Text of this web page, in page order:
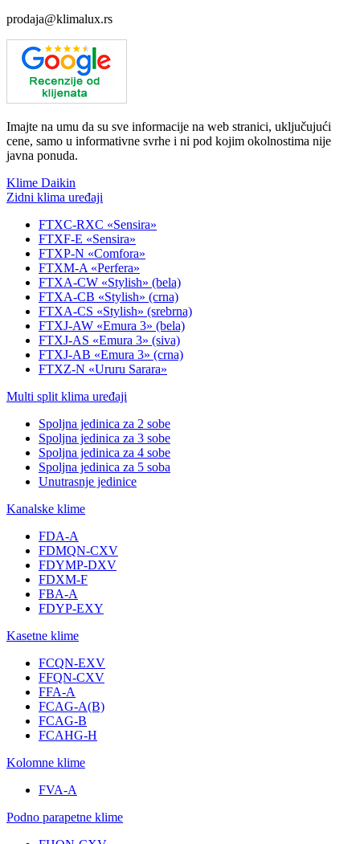
prodaja@klimalux.rs
Imajte na umu da su sve informacije na web stranici, uključujući
cene, samo u informativne svrhe i ni pod kojim okolnostima nije
javna ponuda.
Klime Daikin
Zidni klima uređaji
FTXC-RXC «Sensira»
FTXF-E «Sensira»
FTXP-N «Comfora»
FTXM-A «Perfera»
FTXA-CW «Stylish» (bela)
FTXA-CB «Stylish» (crna)
FTXA-CS «Stylish» (srebrna)
FTXJ-AW «Emura 3» (bela)
FTXJ-AS «Emura 3» (siva)
FTXJ-AB «Emura 3» (crna)
FTXZ-N «Ururu Sarara»
Multi split klima uređaji
Spoljna jedinica za 2 sobe
Spoljna jedinica za 3 sobe
Spoljna jedinica za 4 sobe
Spoljna jedinica za 5 soba
Unutrasnje jedinice
Kanalske klime
FDA-A
FDMQN-CXV
FDYMP-DXV
FDXM-F
FBA-A
FDYP-EXY
Kasetne klime
FCQN-EXV
FFQN-CXV
FFA-A
FCAG-A(B)
FCAG-B
FCAHG-H
Kolomne klime
FVA-A
Podno parapetne klime